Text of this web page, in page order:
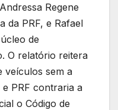
Regene
da PRF, e Rafael
de
O relatório reitera
veículos sem a
PRF contraria a
o Código de